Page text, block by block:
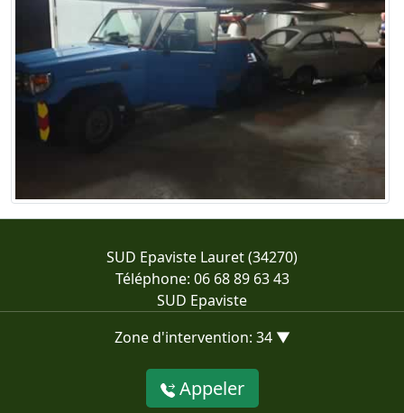
SUD Epaviste Lauret (34270)
Téléphone: 06 68 89 63 43
SUD Epaviste
Zone d'intervention: 34 ▼
Appeler